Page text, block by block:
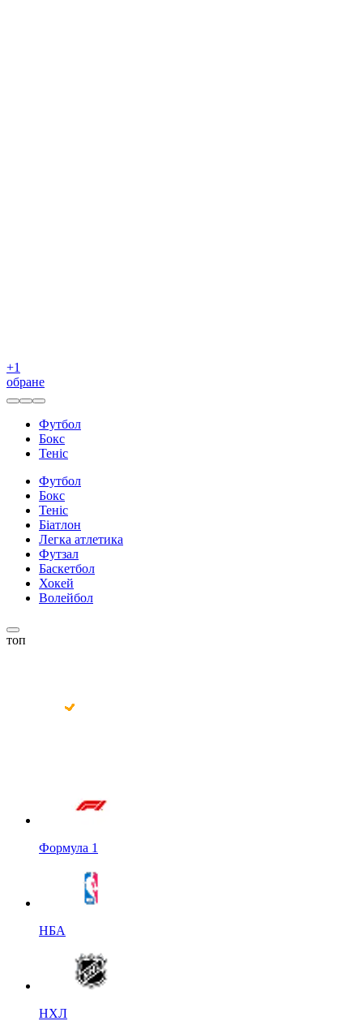
+1
обране
Футбол
Бокс
Теніс
Футбол
Бокс
Теніс
Біатлон
Легка атлетика
Футзал
Баскетбол
Хокей
Волейбол
топ
Формула 1
НБА
НХЛ